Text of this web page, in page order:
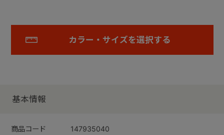
カラー・サイズを選択する
基本情報
商品コード 147935040